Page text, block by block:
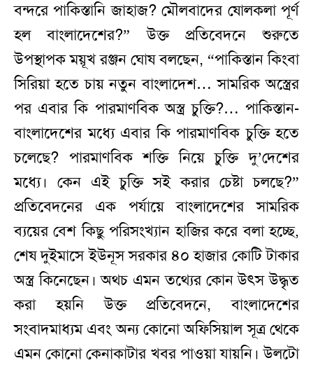
বন্দরে পাকিস্তানি জাহাজ? মৌলবাদের ষোলকলা পূর্ণ
হল বাংলাদেশের?” উক্ত প্রতিবেদনে শুরুতে
উপস্থাপক ময়ূখ রঞ্জন ঘোষ বলছেন, “পাকিস্তান কিংবা
সিরিয়া হতে চায় নতুন বাংলাদেশ… সামরিক অস্ত্রের
পর এবার কি পারমাণবিক অস্ত্র চুক্তি?… পাকিস্তান-
বাংলাদেশের মধ্যে এবার কি পারমাণবিক চুক্তি হতে
চলেছে? পারমাণবিক শক্তি নিয়ে চুক্তি দু’দেশের
মধ্যে। কেন এই চুক্তি সই করার চেষ্টা চলছে?”
প্রতিবেদনের এক পর্যায়ে বাংলাদেশের সামরিক
ব্যয়ের বেশ কিছু পরিসংখ্যান হাজির করে বলা হচ্ছে,
শেষ দুইমাসে ইউনূস সরকার ৪০ হাজার কোটি টাকার
অস্ত্র কিনেছেন। অথচ এমন তথ্যের কোন উৎস উদ্ধৃত
করা হয়নি উক্ত প্রতিবেদনে, বাংলাদেশের
সংবাদমাধ্যম এবং অন্য কোনো অফিসিয়াল সূত্র থেকে
এমন কোনো কেনাকাটার খবর পাওয়া যায়নি। উলটো